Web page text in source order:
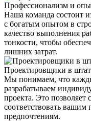
Профессионализм и
Наша команда состоит
с богатым опытом в
качество выполнения
тонкости, чтобы
лишних затрат.
Проектировщики в
Мы понимаем, что
разрабатываем
проекта. Это позволяет
соответствовать
предпочтениям.